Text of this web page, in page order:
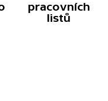
pracovních
listů